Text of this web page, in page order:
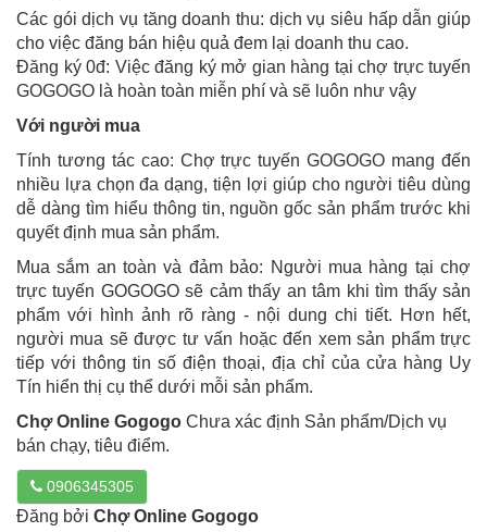
Các gói dịch vụ tăng doanh thu: dịch vụ siêu hấp dẫn giúp
cho việc đăng bán hiệu quả đem lại doanh thu cao.
Đăng ký 0đ: Việc đăng ký mở gian hàng tại chợ trực tuyến
GOGOGO là hoàn toàn miễn phí và sẽ luôn như vậy
Với người mua
Tính tương tác cao: Chợ trực tuyến GOGOGO mang đến
nhiều lựa chọn đa dạng, tiện lợi giúp cho người tiêu dùng
dễ dàng tìm hiểu thông tin, nguồn gốc sản phẩm trước khi
quyết định mua sản phẩm.
Mua sắm an toàn và đảm bảo: Người mua hàng tại chợ
trực tuyến GOGOGO sẽ cảm thấy an tâm khi tìm thấy sản
phẩm với hình ảnh rõ ràng - nội dung chi tiết. Hơn hết,
người mua sẽ được tư vấn hoặc đến xem sản phẩm trực
tiếp với thông tin số điện thoại, địa chỉ của cửa hàng Uy
Tín hiển thị cụ thể dưới mỗi sản phẩm.
Chợ Online Gogogo Chưa xác định Sản phẩm/Dịch vụ
bán chạy, tiêu điểm.
0906345305
Đăng bởi Chợ Online Gogogo